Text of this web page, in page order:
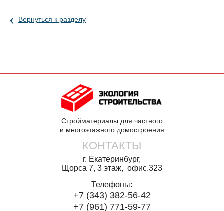
‹ Вернуться к разделу
Стройматериалы для частного
и многоэтажного домостроения
КОНТАКТЫ
г. Екатеринбург,
Щорса 7, 3 этаж, офис.323
Телефоны:
+7 (343) 382-56-42
+7 (961) 771-59-77